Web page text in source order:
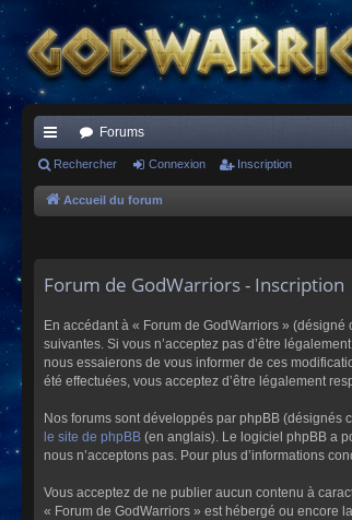
ac
co
s
Forums
Rechercher Connexion Inscription
Accueil du forum
Forum de GodWarriors - Inscription
En accédant à « Forum de GodWarriors »
suivantes. Si vous n’acceptez pas d’être
nous essaierons de vous informer de ces
été effectuées, vous acceptez d’être légalement
Nos forums sont développés par phpBB
le site de phpBB (en anglais). Le logiciel phpBB a
nous n’acceptons pas. Pour plus d’informations
Vous acceptez de ne publier aucun contenu à
« Forum de GodWarriors » est hébergé ou encore